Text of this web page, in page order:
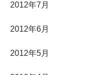
2012年7月
2012年6月
2012年5月